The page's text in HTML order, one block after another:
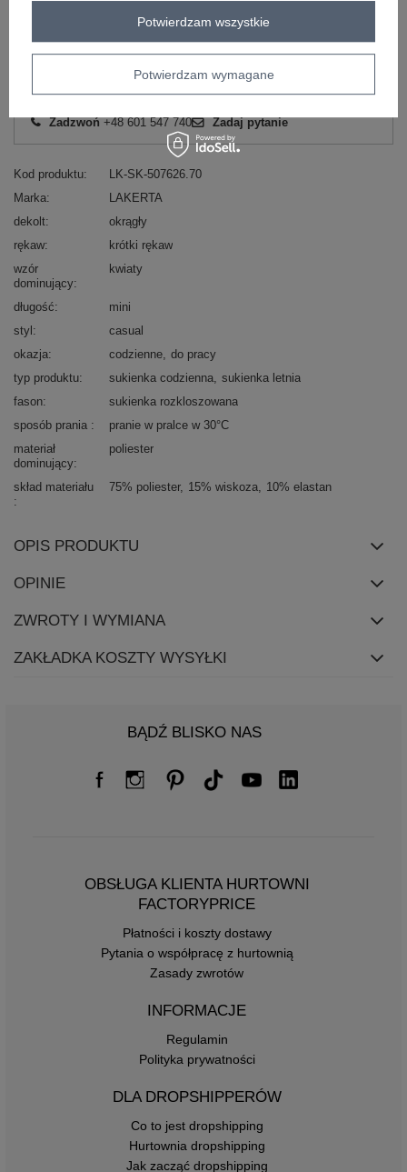
ZALOGUJ SIĘ I ZOBACZ CENĘ
Masz pytanie? Chętnie pomożemy.
Zadzwoń +48 601 547 740 Zadaj pytanie
Kod produktu
LK-SK-507626.70
Marka
LAKERTA
dekolt
okrągły
rękaw
krótki rękaw
wzór
dominujący
kwiaty
długość
mini
styl
casual
okazja
codzienne do pracy
typ produktu
sukienka codzienna sukienka letnia
fason
sukienka rozkloszowana
sposób prania
pranie w pralce w 30°C
materiał
dominujący
poliester
skład materiału 75% poliester 15% wiskoza 10% elastan
OPIS PRODUKTU
OPINIE
ZWROTY I WYMIANA
ZAKŁADKA KOSZTY WYSYŁKI
BĄDŹ BLISKO NAS
OBSŁUGA KLIENTA HURTOWNI
FACTORYPRICE
Płatności i koszty dostawy
Pytania o współpracę z hurtownią
Zasady zwrotów
INFORMACJE
Regulamin
Polityka prywatności
DLA DROPSHIPPERÓW
Co to jest dropshipping
Hurtownia dropshipping
Jak zacząć dropshipping
Potwierdzam wymagane
Potwierdzam wszystkie